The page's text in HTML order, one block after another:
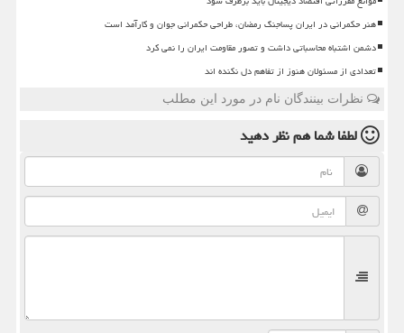
هنر حکمرانی در ایران پساجنگ رمضان، طراحی حکمرانی جوان و کارآمد است
دشمن اشتباه محاسباتی داشت و تصور مقاومت ایران را نمی کرد
تعدادی از مسئولان هنوز از تفاهم دل نکنده اند
نظرات بینندگان نام در مورد این مطلب
لطفا شما همنظر دهید